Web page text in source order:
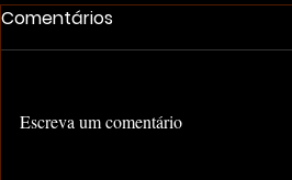
Comentários
Escreva um comentário